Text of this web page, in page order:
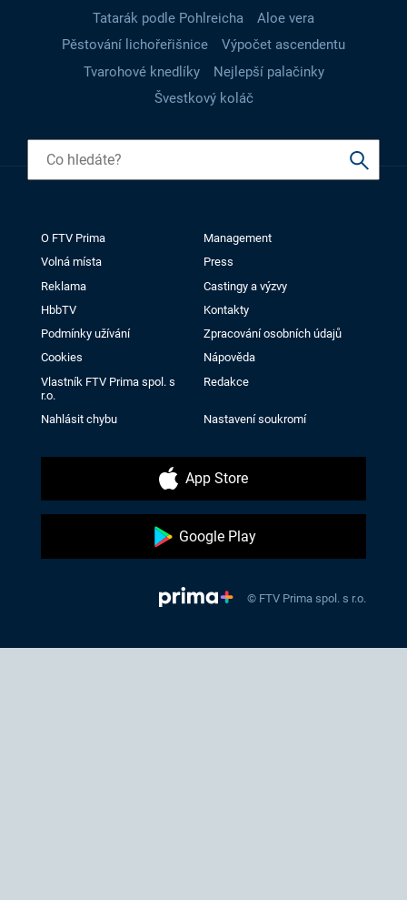
Tatarák podle Pohlreicha
Aloe vera
Pěstování lichořeřišnice
Výpočet ascendentu
Tvarohové knedlíky
Nejlepší palačinky
Švestkový koláč
O FTV Prima
Management
Volná místa
Press
Reklama
Castingy a výzvy
HbbTV
Kontakty
Podmínky užívání
Zpracování osobních údajů
Cookies
Nápověda
Vlastník FTV Prima spol. s
r.o.
Redakce
Nahlásit chybu Nastavení soukromí
App Store
Google Play
© FTV Prima spol. s r.o.